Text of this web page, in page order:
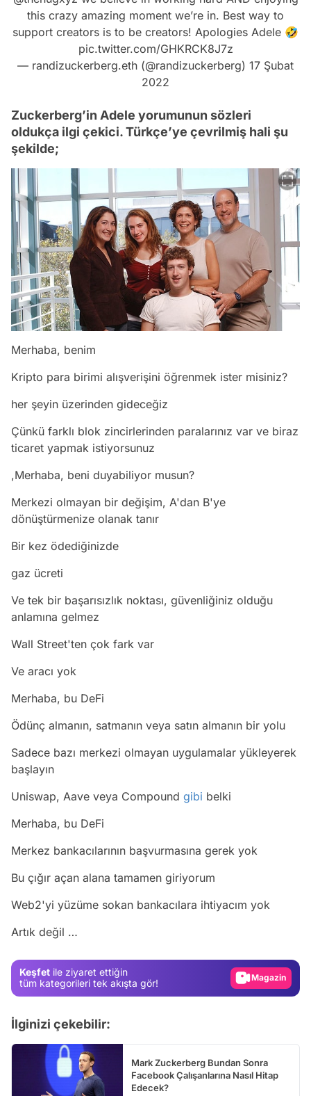
this crazy amazing moment we’re in. Best way to
support creators is to be creators! Apologies Adele 🤣
pic.twitter.com/GHKRCK8J7z
— randizuckerberg.eth (@randizuckerberg) 17 Şubat
2022
Zuckerberg’in Adele yorumunun sözleri
oldukça ilgi çekici. Türkçe’ye çevrilmiş hali şu
şekilde;
Merhaba, benim
Kripto para birimi alışverişini öğrenmek ister misiniz?
her şeyin üzerinden gideceğiz
Çünkü farklı blok zincirlerinden paralarınız var ve biraz
ticaret yapmak istiyorsunuz
,Merhaba, beni duyabiliyor musun?
Merkezi olmayan bir değişim, A'dan B'ye
dönüştürmenize olanak tanır
Bir kez ödediğinizde
gaz ücreti
Ve tek bir başarısızlık noktası, güvenliğiniz olduğu
anlamına gelmez
Wall Street'ten çok fark var
Ve aracı yok
Merhaba, bu DeFi
Ödünç almanın, satmanın veya satın almanın bir yolu
Sadece bazı merkezi olmayan uygulamalar yükleyerek
başlayın
Uniswap, Aave veya Compound gibi belki
Merhaba, bu DeFi
Merkez bankacılarının başvurmasına gerek yok
Bu çığır açan alana tamamen giriyorum
Web2'yi yüzüme sokan bankacılara ihtiyacım yok
Artık değil …
Keşfet ile ziyaret ettiğin
tüm kategorileri tek akışta gör!
Magazin
İlginizi çekebilir:
Mark Zuckerberg Bundan Sonra
Facebook Çalışanlarına Nasıl Hitap
Edecek?